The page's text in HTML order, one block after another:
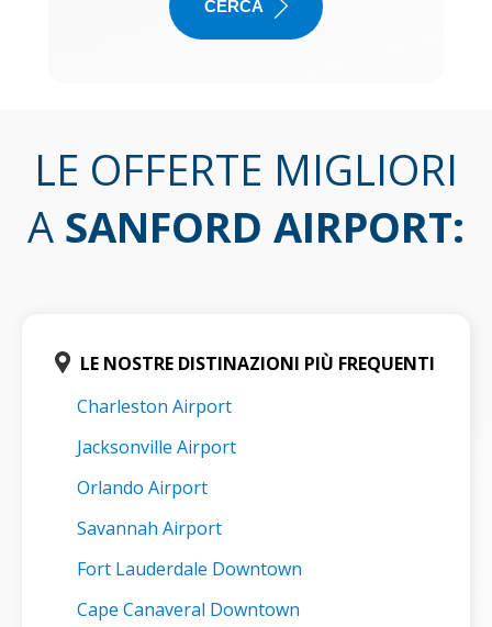
CERCA
LE OFFERTE MIGLIORI
A SANFORD AIRPORT:
LE NOSTRE DISTINAZIONI PIÙ FREQUENTI
Charleston Airport
Jacksonville Airport
Orlando Airport
Savannah Airport
Fort Lauderdale Downtown
Cape Canaveral Downtown